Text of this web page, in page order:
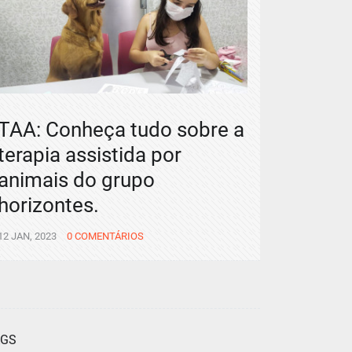
Conheça tudo sobre a
assistida por
do grupo
JAN, 2023 0 COMENTÁRIOS